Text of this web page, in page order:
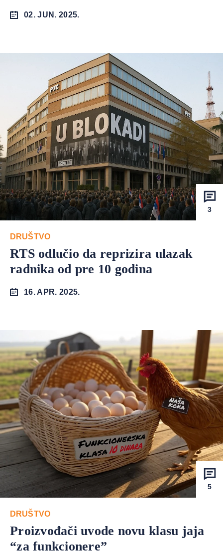
02. JUN. 2025.
3
DRUŠTVO
RTS odlučio da reprizira ulazak
radnika od pre 10 godina
16. APR. 2025.
5
DRUŠTVO
Proizvođači uvode novu klasu jaja
“za funkcionere”